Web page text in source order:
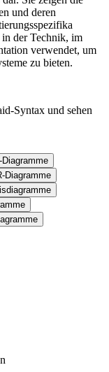
und deren
der Technik, im
verwendet, um
zu bieten.
Syntax und sehen
Diagramme